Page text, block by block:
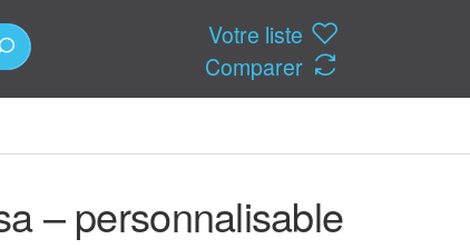
Votre liste
Comparer
– personnalisable